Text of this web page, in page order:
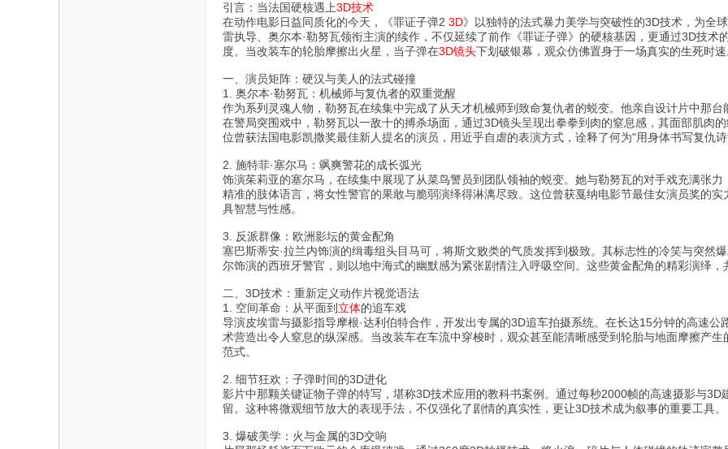
引言：当法国硬核遇上3D技术
在动作电影日益同质化的今天，《罪证子弹2 3D》以独特的法式暴力美学与突破性的3D技术，为全
雷执导、奥尔本·勒努瓦领衔主演的续作，不仅延续了前作《罪证子弹》的硬核基因，更通过3D技
度。当改装车的轮胎摩擦出火星，当子弹在3D镜头下划破银幕，观众仿佛置身于一场真实的生死时
一、演员矩阵：硬汉与美人的法式碰撞
1. 奥尔本·勒努瓦：机械师与复仇者的双重觉醒
作为系列灵魂人物，勒努瓦在续集中完成了从天才机械师到致命复仇者的蜕变。他亲自设计片中那
在警局突围戏中，勒努瓦以一敌十的搏杀场面，通过3D镜头呈现出拳拳到肉的窒息感，其面部肌肉
位曾获法国电影凯撒奖最佳新人提名的演员，用近乎自虐的表演方式，诠释了何为"用身体书写复仇
2. 施特菲·塞尔马：飒爽警花的成长弧光
饰演茱莉亚的塞尔马，在续集中展现了从菜鸟警员到团队领袖的蜕变。她与勒努瓦的对手戏充满张
精准的肢体语言，将女性警官的果敢与脆弱演绎得淋漓尽致。这位曾获戛纳电影节最佳女演员奖的
具智慧与性感。
3. 反派群像：欧洲影坛的黄金配角
塞巴斯蒂安·拉兰内饰演的缉毒组头目马可，将斯文败类的气质发挥到极致。其标志性的冷笑与突然
尔饰演的西班牙警官，则以地中海式的幽默感为紧张剧情注入呼吸空间。这些黄金配角的精彩演绎
二、3D技术：重新定义动作片视觉语法
1. 空间革命：从平面到 立体的追车戏
导演皮埃雷与摄影指导摩根·达利伯特合作，开发出专属的3D追车拍摄系统。在长达15分钟的高速
术营造出令人窒息的纵深感。当改装车在车流中穿梭时，观众甚至能清晰感受到轮胎与地面摩擦产
范式。
2. 细节狂欢：子弹时间的3D进化
影片中那颗关键证物子弹的特写，堪称3D技术应用的教科书案例。通过每秒2000帧的高速摄影与
留。这种将微观细节放大的表现手法，不仅强化了剧情的真实性，更让3D技术成为叙事的重要工具。
3. 爆破美学：火与金属的3D交响